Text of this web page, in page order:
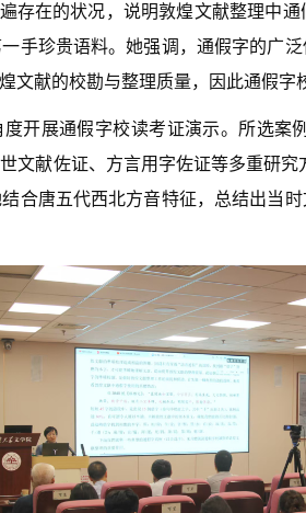
存在的状况，说明敦煌文献整理中
手珍贵语料。她强调，通假字的广
献的校勘与整理质量，因此通假字
开展通假字校读考证演示。所选
献佐证、方言用字佐证等多重研究
合唐五代西北方音特征，总结出当